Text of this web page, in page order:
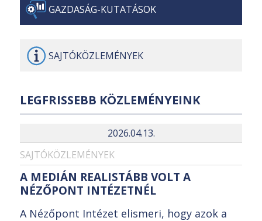
GAZDASÁG-KUTATÁSOK
SAJTÓKÖZLEMÉNYEK
LEGFRISSEBB KÖZLEMÉNYEINK
2026.04.13.
SAJTÓKÖZLEMÉNYEK
A MEDIÁN REALISTÁBB VOLT A
NÉZŐPONT INTÉZETNÉL
A Nézőpont Intézet elismeri, hogy azok a